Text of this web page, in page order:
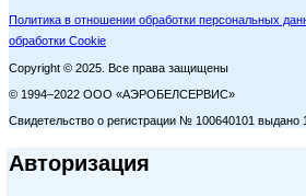
Политика в отношении обработки персональных
обработки Cookie
Copyright © 2025. Все права защищены
© 1994–2022 ООО «АЭРОБЕЛСЕРВИС»
Свидетельство о регистрации № 100640101 выдано
Авторизация